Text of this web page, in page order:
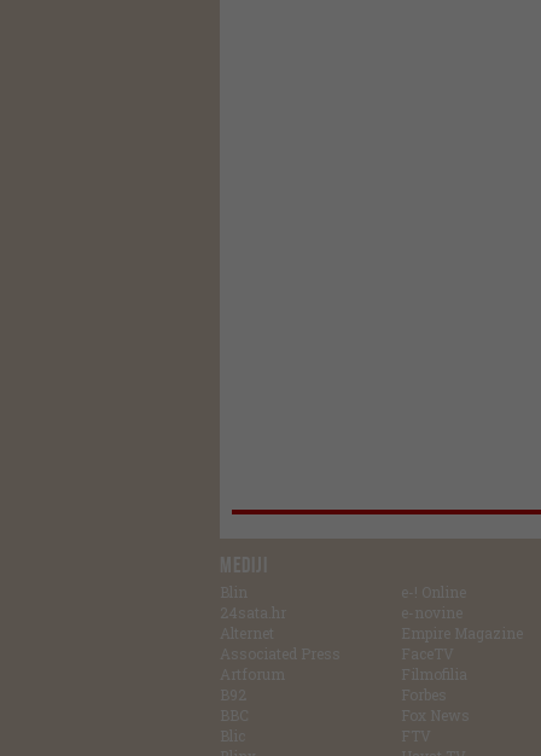
MEDIJI
Blin
24sata.hr
Alternet
Associated Press
Artforum
B92
BBC
Blic
e-! Online
e-novine
Empire Magazine
FaceTV
Filmofilia
Forbes
Fox News
FTV